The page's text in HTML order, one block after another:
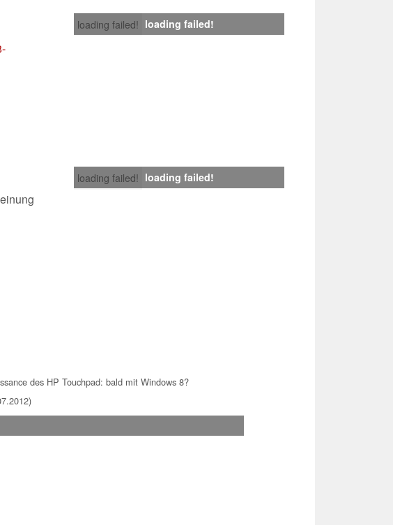
loading failed! loading failed!
loading failed! loading failed!
des HP Touchpad: bald mit Windows 8?